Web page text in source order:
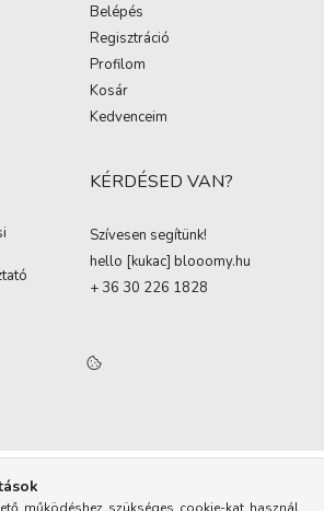
Belépés
Regisztráció
Profilom
Kosár
Kedvenceim
KÉRDÉSED VAN?
Szívesen segítünk!
hello [kukac] blooomy.hu
+ 36 30 226 1828